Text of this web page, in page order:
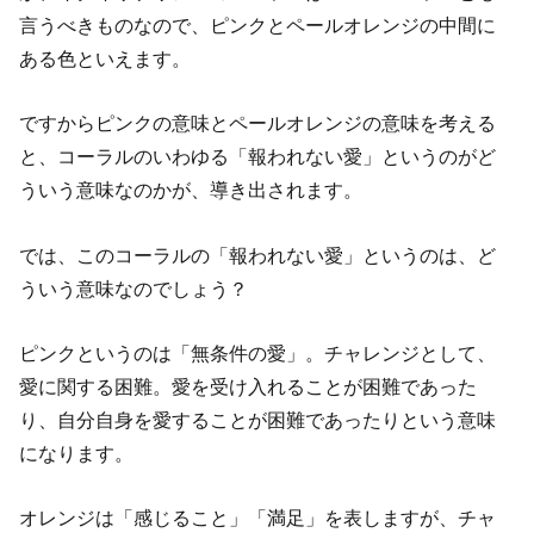
言うべきものなので、ピンクとペールオレンジの中間に
ある色といえます。
ですからピンクの意味とペールオレンジの意味を考える
と、コーラルのいわゆる「報われない愛」というのがど
ういう意味なのかが、導き出されます。
では、このコーラルの「報われない愛」というのは、ど
ういう意味なのでしょう？
ピンクというのは「無条件の愛」。チャレンジとして、
愛に関する困難。愛を受け入れることが困難であった
り、自分自身を愛することが困難であったりという意味
になります。
オレンジは「感じること」「満足」を表しますが、チャ